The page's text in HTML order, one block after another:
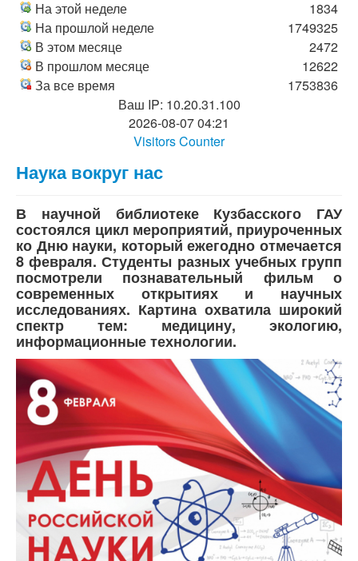
На этой неделе
На прошлой неделе
В этом месяце
В прошлом месяце
За все время
1834
1749325
2472
12622
1753836
Ваш IP: 10.20.31.100
2026-08-07 04:21
Visitors Counter
Наука вокруг нас
В научной библиотеке Кузбасского ГАУ
состоялся цикл мероприятий, приуроченных
ко Дню науки, который ежегодно отмечается
8 февраля. Студенты разных учебных групп
посмотрели познавательный фильм о
современных открытиях и научных
исследованиях. Картина охватила широкий
спектр тем: медицину, экологию,
информационные технологии.